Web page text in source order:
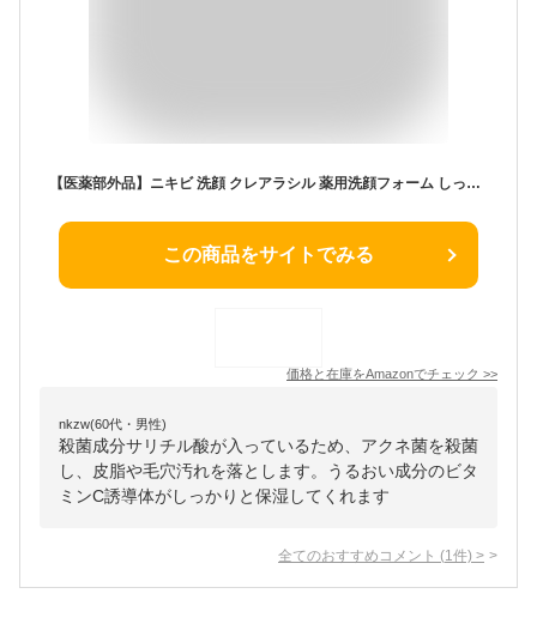
【医薬部外品】ニキビ 洗顔 クレアラシル 薬用洗顔フォーム しっかりタイプ120g×2
この商品をサイトでみる
価格と在庫をAmazonでチェック >>
nkzw(60代・男性)
殺菌成分サリチル酸が入っているため、アクネ菌を殺菌
し、皮脂や毛穴汚れを落とします。うるおい成分のビタ
ミンC誘導体がしっかりと保湿してくれます
全てのおすすめコメント (1 件) >